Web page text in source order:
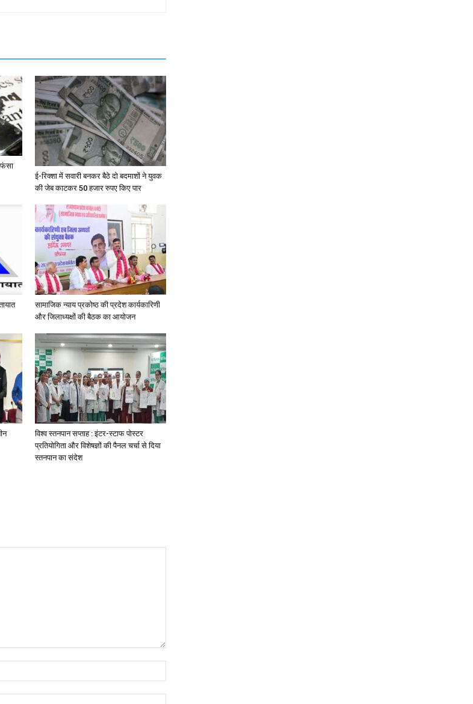
फंसा
ई-रिक्शा में सवारी बनकर बैठे दो बदमाशों ने युवक
की जेब काटकर 50 हजार रुपए किए पार
सामाजिक न्याय प्रकोष्ठ की प्रदेश कार्यकारिणी
और जिलाध्यक्षों की बैठक का आयोजन
विश्व स्तनपान सप्ताह : इंटर-स्टाफ पोस्टर
प्रतियोगिता और विशेषज्ञों की पैनल चर्चा से दिया
स्तनपान का संदेश